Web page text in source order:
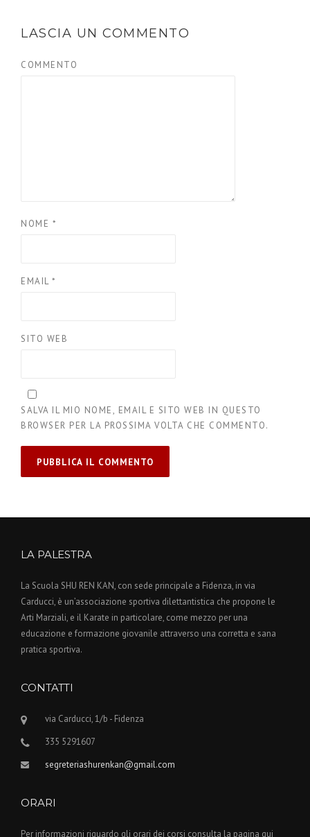
LASCIA UN COMMENTO
COMMENTO
NOME *
EMAIL *
SITO WEB
SALVA IL MIO NOME, EMAIL E SITO WEB IN QUESTO
BROWSER PER LA PROSSIMA VOLTA CHE COMMENTO.
LA PALESTRA
La Scuola SHU REN KAN, con sede principale a Fidenza, in via
Carducci, è un’associazione sportiva dilettantistica che propone le
Arti Marziali, e il Karate in particolare, come mezzo per una
educazione e formazione giovanile attraverso una corretta e sana
pratica sportiva.
CONTATTI
via Carducci, 1/b - Fidenza
335 5291607
segreteriashurenkan@gmail.com
ORARI
Per informazioni riguardo gli orari dei corsi consulta la pagina qui